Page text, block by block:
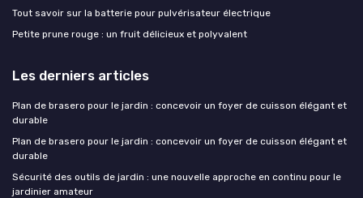
Tout savoir sur la batterie pour pulvérisateur électrique
Petite prune rouge : un fruit délicieux et polyvalent
Les derniers articles
Plan de brasero pour le jardin : concevoir un foyer de cuisson élégant et
durable
Plan de brasero pour le jardin : concevoir un foyer de cuisson élégant et
durable
Sécurité des outils de jardin : une nouvelle approche en continu pour le
jardinier amateur